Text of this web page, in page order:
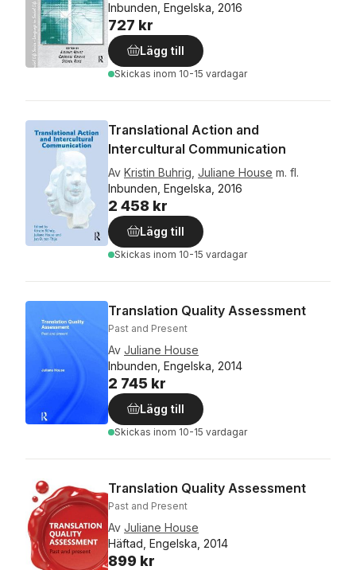
Inbunden, Engelska, 2016
727 kr
Lägg till
Skickas inom 10-15 vardagar
Translational Action and
Intercultural Communication
Av Kristin Buhrig Juliane House m. fl.
Inbunden, Engelska, 2016
2 458 kr
Lägg till
Skickas inom 10-15 vardagar
Translation Quality Assessment
Past and Present
Av Juliane House
Inbunden, Engelska, 2014
2 745 kr
Lägg till
Skickas inom 10-15 vardagar
Translation Quality Assessment
Past and Present
Av Juliane House
Häftad, Engelska, 2014
899 kr